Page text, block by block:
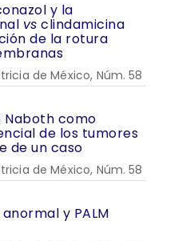
y la
vs clindamicina
de la rotura
de México, Núm. 58
Naboth como
de los tumores
de un caso
de México, Núm. 58
y PALM